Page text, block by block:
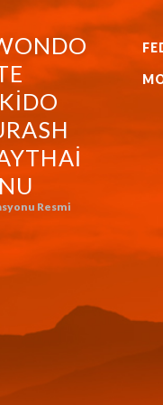
Resmi
JUDO